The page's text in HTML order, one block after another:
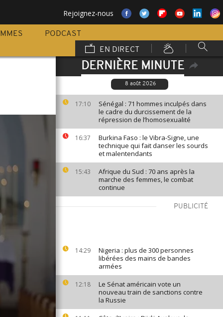
Rejoignez-nous
PODCAST
EN DIRECT
DERNIÈRE MINUTE
8 août 2026
17:10
Sénégal : 71 hommes inculpés dans
le cadre du durcissement de la
répression de l’homosexualité
16:37
Burkina Faso : le Vibra-Signe, une
technique qui fait danser les sourds
et malentendants
15:43
Afrique du Sud : 70 ans après la
marche des femmes, le combat
continue
PUBLICITÉ
14:29
Nigeria : plus de 300 personnes
libérées des mains de bandes
armées
12:18
Le Sénat américain vote un
nouveau train de sanctions contre
la Russie